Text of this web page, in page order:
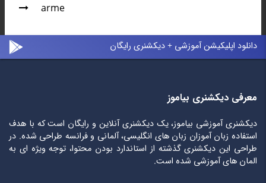
arme
دانلود اپلیکیشن آموزشی + دیکشنری رایگان
معرفی دیکشنری بیاموز
دیکشنری آموزشی بیاموز، یک دیکشنری آنلاین و رایگان است که با هدف
استفاده زبان آموزان زبان های انگلیسی، آلمانی و فرانسه طراحی شده. در
طراحی این دیکشنری گذشته از استاندارد بودن محتوا، توجه ویژه ای به
المان های آموزشی شده است.